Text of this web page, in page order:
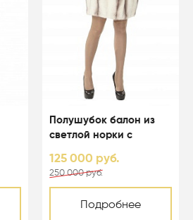
Полушубок балон из
светлой норки с
125 000 руб.
250 000 руб.
Подробнее